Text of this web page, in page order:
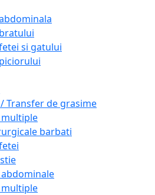
si gatului
Transfer de grasime
barbati